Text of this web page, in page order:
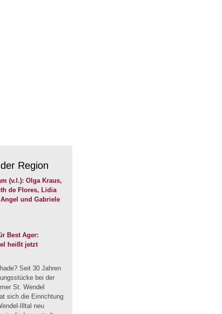
Region
Best Ager:
heißt jetzt
Seit 30 Jahren
bei der
St. Wendel
sich die Einrichtung
Illtal neu